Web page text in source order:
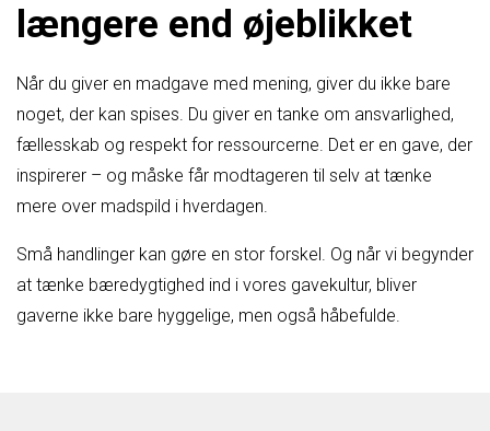
længere end øjeblikket
Når du giver en madgave med mening, giver du ikke bare
noget, der kan spises. Du giver en tanke om ansvarlighed,
fællesskab og respekt for ressourcerne. Det er en gave, der
inspirerer – og måske får modtageren til selv at tænke
mere over madspild i hverdagen.
Små handlinger kan gøre en stor forskel. Og når vi begynder
at tænke bæredygtighed ind i vores gavekultur, bliver
gaverne ikke bare hyggelige, men også håbefulde.